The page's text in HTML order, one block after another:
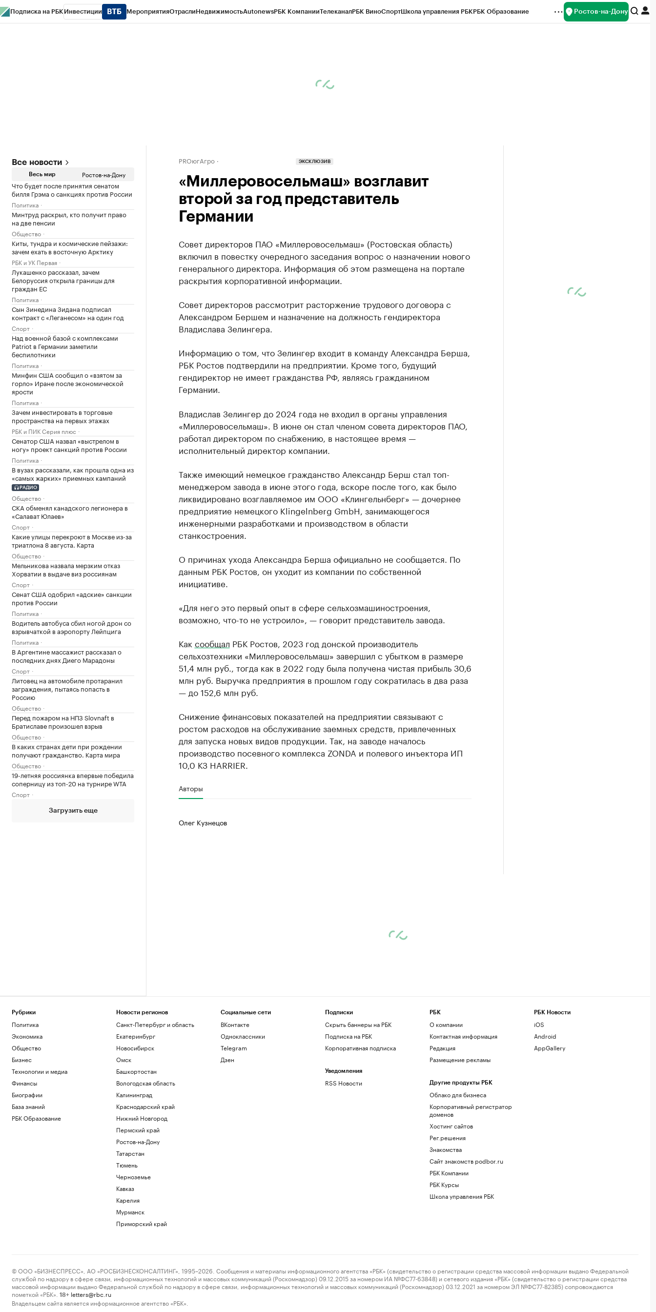
Подписка на РБК Инвестиции МероприятияОтраслиНедвижимостьAutonewsРБК КомпанииТелеканалРБК ВиноСпортШкола управления РБКРБК Образование Ростов-на-Дону
Все новости
Весь мир Ростов-на-Дону
Что будет после принятия сенатом
билля Грэма о санкциях против России
Политика
Минтруд раскрыл, кто получит право
на две пенсии
Общество
Киты, тундра и космические пейзажи:
зачем ехать в восточную Арктику
РБК и УК Первая
Лукашенко рассказал, зачем
Белоруссия открыла границы для
граждан ЕС
Политика
Сын Зинедина Зидана подписал
контракт с «Леганесом» на один год
Спорт
Над военной базой с комплексами
Patriot в Германии заметили
беспилотники
Политика
Минфин США сообщил о «взятом за
горло» Иране после экономической
ярости
Политика
Зачем инвестировать в торговые
пространства на первых этажах
РБК и ПИК Серия плюс
Сенатор США назвал «выстрелом в
ногу» проект санкций против России
Политика
В вузах рассказали, как прошла одна из
«самых жарких» приемных кампаний
РАДИО
Общество
СКА обменял канадского легионера в
«Салават Юлаев»
Спорт
Какие улицы перекроют в Москве из-за
триатлона 8 августа. Карта
Общество
Мельникова назвала мерзким отказ
Хорватии в выдаче виз россиянам
Спорт
Сенат США одобрил «адские» санкции
против России
Политика
Водитель автобуса сбил ногой дрон со
взрывчаткой в аэропорту Лейпцига
Политика
В Аргентине массажист рассказал о
последних днях Диего Марадоны
Спорт
Литовец на автомобиле протаранил
заграждения, пытаясь попасть в
Россию
Общество
Перед пожаром на НПЗ Slovnaft в
Братиславе произошел взрыв
Общество
В каких странах дети при рождении
получают гражданство. Карта мира
Общество
19-летняя россиянка впервые победила
соперницу из топ-20 на турнире WTA
Спорт
Загрузить еще
PROюгАгро ЭКСКЛЮЗИВ
«Миллеровосельмаш» возглавит
второй за год представитель
Германии
Совет директоров ПАО «Миллеровосельмаш» (Ростовская область)
включил в повестку очередного заседания вопрос о назначении нового
генерального директора. Информация об этом размещена на портале
раскрытия корпоративной информации.
Совет директоров рассмотрит расторжение трудового договора с
Александром Бершем и назначение на должность гендиректора
Владислава Зелингера.
Информацию о том, что Зелингер входит в команду Александра Берша,
РБК Ростов подтвердили на предприятии. Кроме того, будущий
гендиректор не имеет гражданства РФ, являясь гражданином
Германии.
Владислав Зелингер до 2024 года не входил в органы управления
«Миллеровосельмаш». В июне он стал членом совета директоров ПАО,
работал директором по снабжению, в настоящее время —
исполнительный директор компании.
Также имеющий немецкое гражданство Александр Берш стал топ-
менеджером завода в июне этого года, вскоре после того, как было
ликвидировано возглавляемое им ООО «Клингельнберг» — дочернее
предприятие немецкого Klingelnberg GmbH, занимающегося
инженерными разработками и производством в области
станкостроения.
О причинах ухода Александра Берша официально не сообщается. По
данным РБК Ростов, он уходит из компании по собственной
инициативе.
«Для него это первый опыт в сфере сельхозмашиностроения,
возможно, что-то не устроило», — говорит представитель завода.
Как сообщал РБК Ростов, 2023 год донской производитель
сельхозтехники «Миллеровосельмаш» завершил с убытком в размере
51,4 млн руб., тогда как в 2022 году была получена чистая прибыль 30,6
млн руб. Выручка предприятия в прошлом году сократилась в два раза
— до 152,6 млн руб.
Снижение финансовых показателей на предприятии связывают с
ростом расходов на обслуживание заемных средств, привлеченных
для запуска новых видов продукции. Так, на заводе началось
производство посевного комплекса ZONDA и полевого инъектора ИП
10,0 КЗ HARRIER.
Авторы
Олег Кузнецов
Рубрики
Политика
Экономика
Общество
Бизнес
Технологии и медиа
Финансы
Биографии
База знаний
РБК Образование
Новости регионов
Санкт-Петербург и область
Екатеринбург
Новосибирск
Омск
Башкортостан
Вологодская область
Калининград
Краснодарский край
Нижний Новгород
Пермский край
Ростов-на-Дону
Татарстан
Тюмень
Черноземье
Кавказ
Карелия
Мурманск
Приморский край
Социальные сети
ВКонтакте
Одноклассники
Telegram
Дзен
Подписки
Скрыть баннеры на РБК
Подписка на РБК
Корпоративная подписка
Уведомления
RSS Новости
РБК
О компании
Контактная информация
Редакция
Размещение рекламы
Другие продукты РБК
Облако для бизнеса
Корпоративный регистратор
доменов
Хостинг сайтов
Рег.решения
Знакомства
Сайт знакомств podbor.ru
РБК Компании
РБК Курсы
Школа управления РБК
РБК Новости
iOS
Android
AppGallery
© ООО «БИЗНЕСПРЕСС», АО «РОСБИЗНЕСКОНСАЛТИНГ», 1995–2026. Сообщения и материалы информационного агентства «РБК» (свидетельство о регистрации средства массовой информации выдано Федеральной
службой по надзору в сфере связи, информационных технологий и массовых коммуникаций (Роскомнадзор) 09.12.2015 за номером ИА №ФС77-63848) и сетевого издания «РБК» (свидетельство о регистрации средства
массовой информации выдано Федеральной службой по надзору в сфере связи, информационных технологий и массовых коммуникаций (Роскомнадзор) 03.12.2021 за номером ЭЛ №ФС77-82385) сопровождаются
пометкой «РБК».
18+ letters@rbc.ru
Владельцем сайта является информационное агентство «РБК».